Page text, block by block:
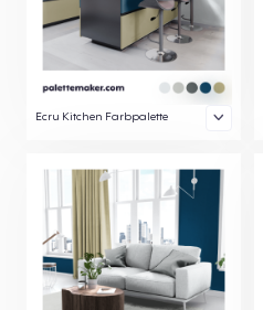
Ecru Kitchen Farbpalette